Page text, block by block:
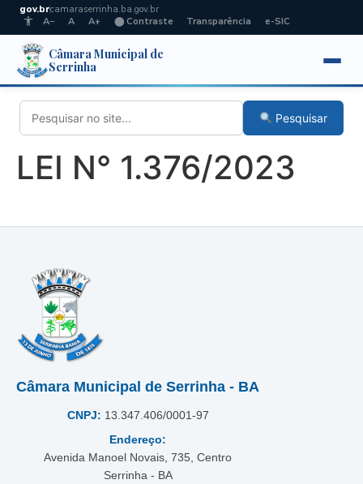
gov.brcamaraserrinha.ba.gov.br
A−
A A+ ⬤ Contraste Transparência e-SIC
Câmara Municipal de
Serrinha
Pesquisar
LEI N° 1.376/2023
Câmara Municipal de Serrinha - BA
CNPJ: 13.347.406/0001-97
Endereço:
Avenida Manoel Novais, 735, Centro
Serrinha - BA